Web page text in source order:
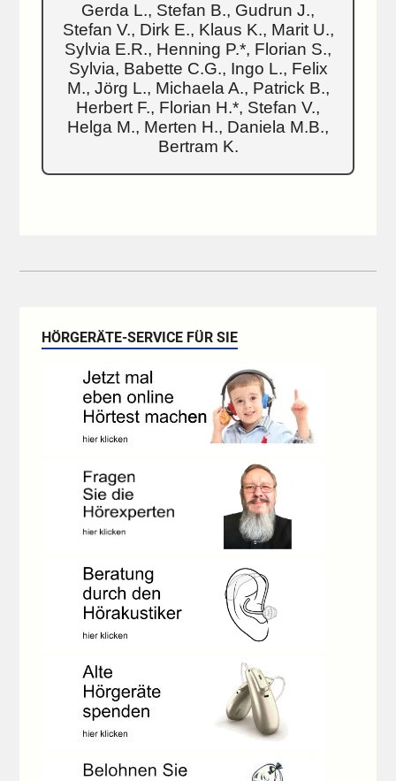
Gerda L., Stefan B., Gudrun J.,
Stefan V., Dirk E., Klaus K., Marit U.,
Sylvia E.R., Henning P.*, Florian S.,
Sylvia, Babette C.G., Ingo L., Felix
M., Jörg L., Michaela A., Patrick B.,
Herbert F., Florian H.*, Stefan V.,
Helga M., Merten H., Daniela M.B.,
Bertram K.
HÖRGERÄTE-SERVICE FÜR SIE